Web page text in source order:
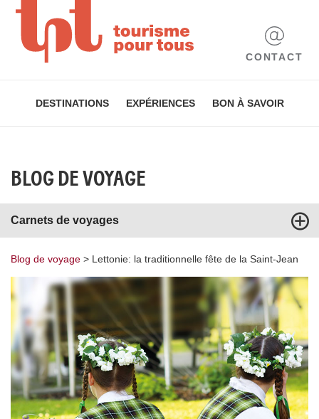
CONTACT
DESTINATIONS EXPÉRIENCES BON À SAVOIR
BLOG DE VOYAGE
Carnets de voyages
Blog de voyage > Lettonie: la traditionnelle fête de la Saint-Jean